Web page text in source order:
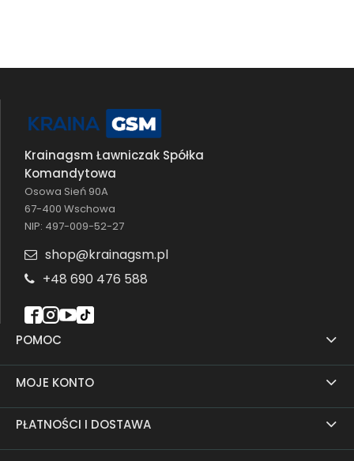
POMOC
MOJE KONTO
PŁATNOŚCI I DOSTAWA
Krainagsm Ławniczak Spółka
Komandytowa
Osowa Sień 90A
67-400 Wschowa
NIP: 497-009-52-27
shop@krainagsm.pl
+48 690 476 588